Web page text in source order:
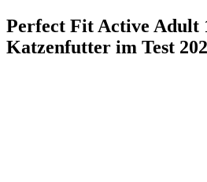
Perfect Fit Active Adult
Katzenfutter im Test